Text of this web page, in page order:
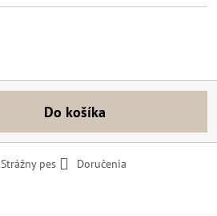
Do košíka
Strážny pes
Doručenia